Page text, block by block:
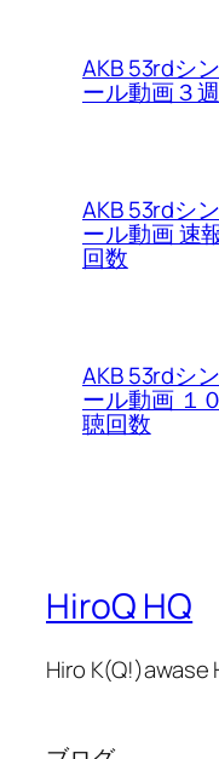
AKB 53rdシ
ール動画３
AKB 53rdシ
ール動画 速
回数
AKB 53rdシ
ール動画 １
聴回数
HiroQ HQ
Hiro K(Q!)awase